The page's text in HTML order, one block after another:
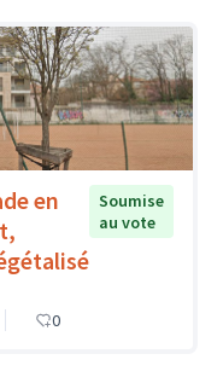
en
Soumise
au vote
0